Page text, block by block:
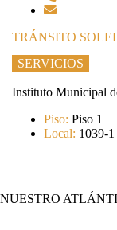
TRÁNSITO
SERVICIOS
Instituto Municipal
Piso: Piso 1
Local: 1039-1
NUESTRO